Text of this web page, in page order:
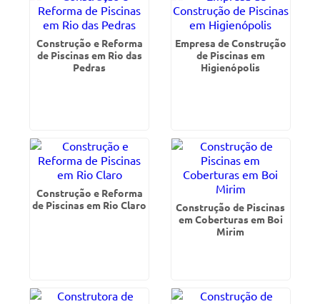
Construção e Reforma
de Piscinas em Rio das
Pedras
Empresa de Construção
de Piscinas em
Higienópolis
Construção e Reforma
de Piscinas em Rio Claro
Construção de Piscinas
em Coberturas em Boi
Mirim